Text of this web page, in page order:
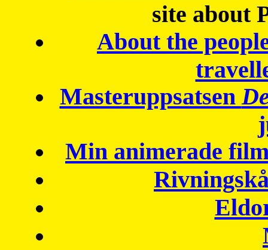
site about
About the
Masteruppsatsen
Min animerade